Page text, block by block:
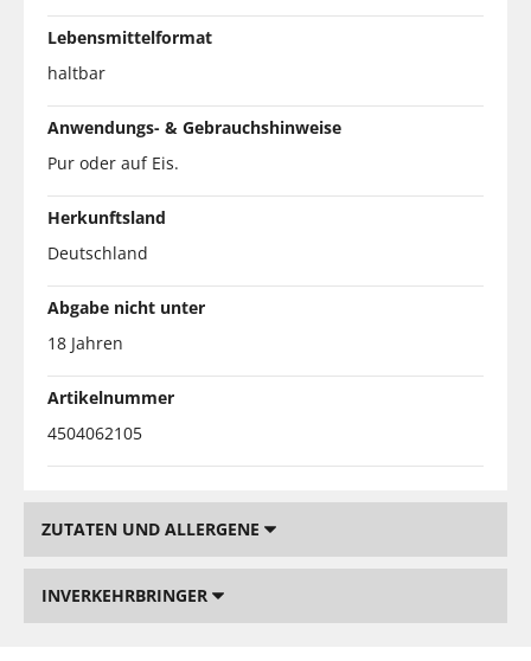
Lebensmittelformat
haltbar
Anwendungs- & Gebrauchshinweise
Pur oder auf Eis.
Herkunftsland
Deutschland
Abgabe nicht unter
18 Jahren
Artikelnummer
4504062105
ZUTATEN UND ALLERGENE
INVERKEHRBRINGER